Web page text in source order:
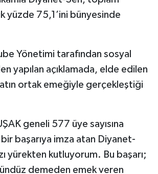
yüzde 75,1’ini bünyesinde
Yönetimi tarafından sosyal
yapılan açıklamada, elde edilen
ortak emeğiyle gerçekleştiği
geneli 577 üye sayısına
başarıya imza atan Diyanet-
yürekten kutluyorum. Bu başarı;
demeden emek veren